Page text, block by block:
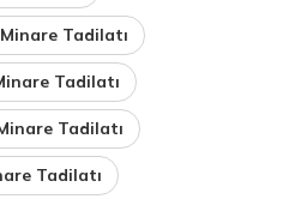
Tadilatı
Tadilatı
Tadilatı
Tadilatı